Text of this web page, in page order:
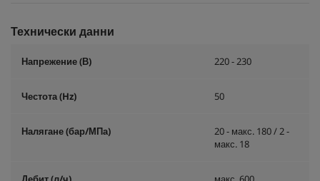
Технически данни
Напрежение (В) 220 - 230
Честота (Hz) 50
Налягане (бар/МПа)
20 - макс. 180 / 2 -
макс. 18